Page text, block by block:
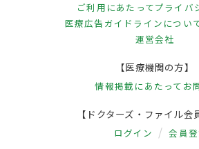
ご利用にあたってプライバ
医療広告ガイドラインについ
運営会社
【医療機関の方】
情報掲載にあたって お
【ドクターズ・ファイル会
ログイン 会員